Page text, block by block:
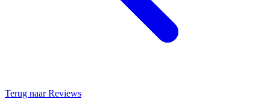
Terug naar Reviews